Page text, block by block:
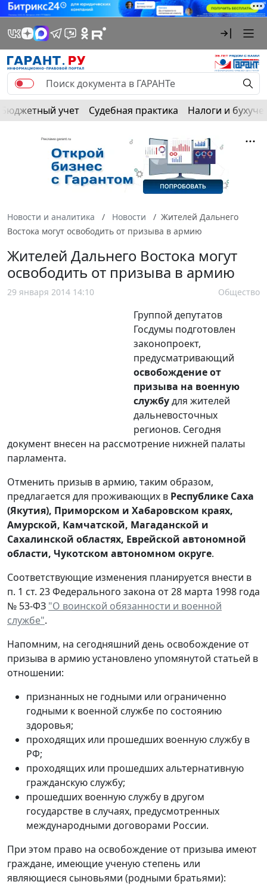
Бюджетный учет Судебная практика Налоги и
Новости и аналитика Новости
Жителей Дальнего
Востока могут освободить от призыва в армию
Жителей Дальнего Востока могут
освободить от призыва в армию
29 января 2014 14:10 Общество
Группой депутатов
Госдумы подготовлен
законопроект,
предусматривающий
освобождение от
призыва на военную
службудля жителей
дальневосточных
регионов. Сегодня
документ внесен на рассмотрение нижней палаты
парламента.
Отменить призыв в армию, таким образом,
предлагается для проживающих в Республике Саха
(Якутия), Приморском и Хабаровском краях,
Амурской, Камчатской, Магаданской и
Сахалинской областях, Еврейской автономной
области, Чукотском автономном округе.
Соответствующие изменения планируется внести в
п. 1 ст. 23 Федерального закона от 28 марта 1998 года
№ 53-ФЗ "О воинской обязанности и военной
службе".
Напомним, на сегодняшний день освобождение от
призыва в армию установлено упомянутой статьей в
отношении:
признанных не годными или ограниченно
годными к военной службе по состоянию
здоровья;
проходящих или прошедших военную службу в
РФ;
проходящих или прошедших альтернативную
гражданскую службу;
прошедших военную службу в другом
государстве в случаях, предусмотренных
международными договорами России.
При этом право на освобождение от призыва имеют
граждане, имеющие ученую степень или
являющиеся сыновьями (родными братьями):